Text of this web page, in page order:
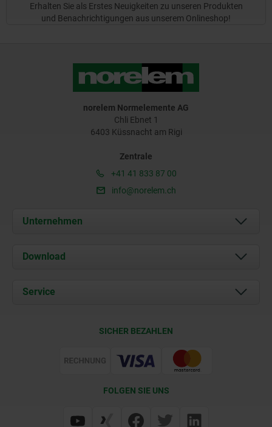
Erhalten Sie als Erstes Neuigkeiten zu unseren Produkten
und Benachrichtigungen aus unserem Onlineshop!
norelem Normelemente AG
Chli Ebnet 1
6403 Küssnacht am Rigi
Zentrale
+41 41 833 87 00
info@norelem.ch
Unternehmen
Über uns
Kontakt
Download
Dokumente
Service
SICHER BEZAHLEN
FOLGEN SIE UNS